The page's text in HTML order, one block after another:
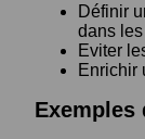
Définir
dans
Eviter
Enrichir
Exemples